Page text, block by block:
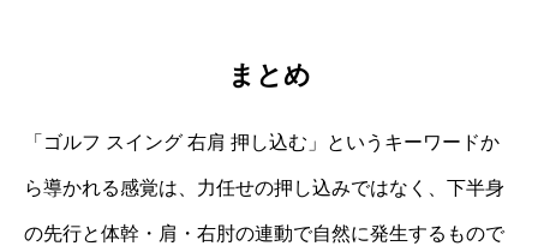
まとめ
「ゴルフ スイング 右肩 押し込む」というキーワードか
ら導かれる感覚は、力任せの押し込みではなく、下半身
の先行と体幹・肩・右肘の連動で自然に発生するもので